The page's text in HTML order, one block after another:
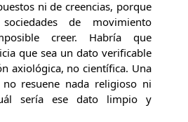
ni de creencias, porque
de movimiento
creer. Habría que
que sea un dato verificable
axiológica, no científica. Una
resuene nada religioso ni
sería ese dato limpio y